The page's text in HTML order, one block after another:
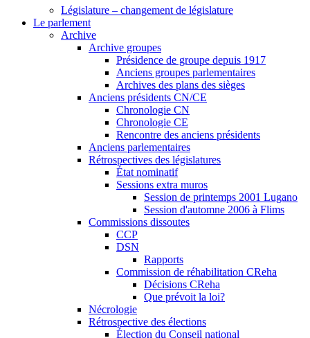
Législature – changement de législature
Le parlement
Archive
Archive groupes
Présidence de groupe depuis 1917
Anciens groupes parlementaires
Archives des plans des sièges
Anciens présidents CN/CE
Chronologie CN
Chronologie CE
Rencontre des anciens présidents
Anciens parlementaires
Rétrospectives des législatures
État nominatif
Sessions extra muros
Session de printemps 2001 Lugano
Session d'automne 2006 à Flims
Commissions dissoutes
CCP
DSN
Rapports
Commission de réhabilitation CReha
Décisions CReha
Que prévoit la loi?
Nécrologie
Rétrospective des élections
Élection du Conseil national